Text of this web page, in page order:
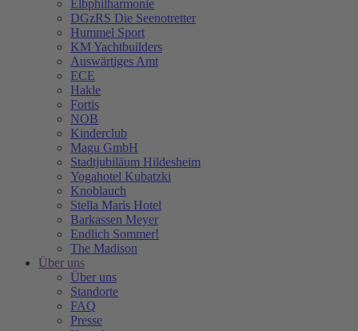
Elbphilharmonie
DGzRS Die Seenotretter
Hummel Sport
KM Yachtbuilders
Auswärtiges Amt
ECE
Hakle
Fortis
NOB
Kinderclub
Magu GmbH
Stadtjubiläum Hildesheim
Yogahotel Kubatzki
Knoblauch
Stella Maris Hotel
Barkassen Meyer
Endlich Sommer!
The Madison
Über uns
Über uns
Standorte
FAQ
Presse